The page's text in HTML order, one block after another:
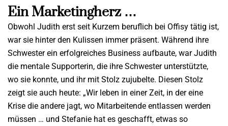
Ein Marketingherz …
Obwohl Judith erst seit Kurzem beruflich bei Offisy tätig ist,
war sie hinter den Kulissen immer präsent. Während ihre
Schwester ein erfolgreiches Business aufbaute, war Judith
die mentale Supporterin, die ihre Schwester unterstützte,
wo sie konnte, und ihr mit Stolz zujubelte. Diesen Stolz
zeigt sie auch heute: „Wir leben in einer Zeit, in der eine
Krise die andere jagt, wo Mitarbeitende entlassen werden
müssen … und Stefanie hat es geschafft, etwas so